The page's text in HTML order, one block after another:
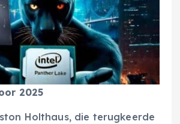
2025
Holthaus, die terugkeerde